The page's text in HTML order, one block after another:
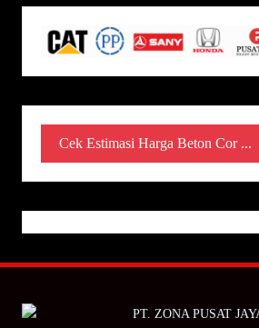
Cek Estimasi Harga Beton Cor ...